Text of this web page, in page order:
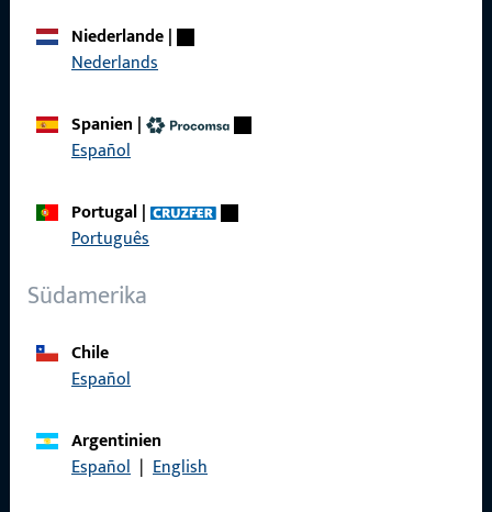
Niederlande|
Nederlands
Spanien |
Español
Portugal|
Português
Südamerika
Chile
Español
Argentinien
Español | English
Indu­s­triestr. 12
Kontakt aufnehmen